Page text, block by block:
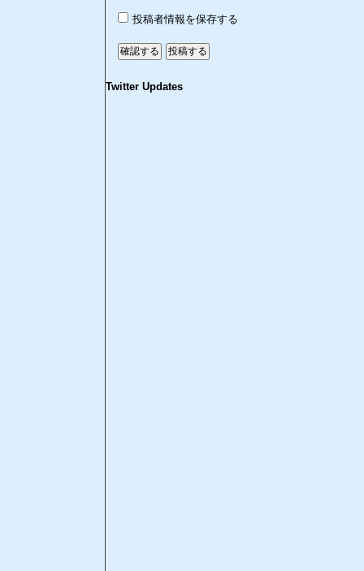
投稿者情報を保存する
Twitter Updates